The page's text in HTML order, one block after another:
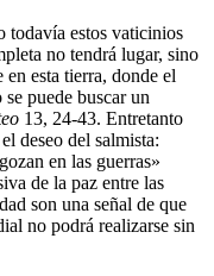
todavía estos vaticinios
no tendrá lugar, sino
esta tierra, donde el
puede buscar un
13, 24-43. Entretanto
deseo del salmista:
en las guerras»
de la paz entre las
son una señal de que
no podrá realizarse sin